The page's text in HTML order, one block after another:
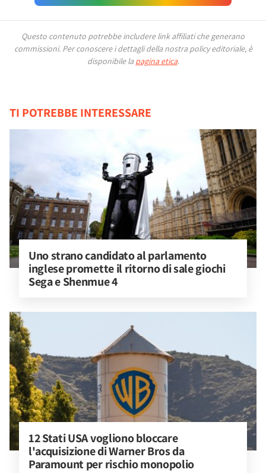
Questo contenuto potrebbe includere link affiliati che generano
commissioni. Per conoscere i dettagli della nostra policy editoriale, è
disponibile la pagina etica.
TI POTREBBE INTERESSARE
Uno strano candidato al parlamento
inglese promette il ritorno di sale giochi
Sega e Shenmue 4
12 Stati USA vogliono bloccare
l'acquisizione di Warner Bros da
Paramount per rischio monopolio